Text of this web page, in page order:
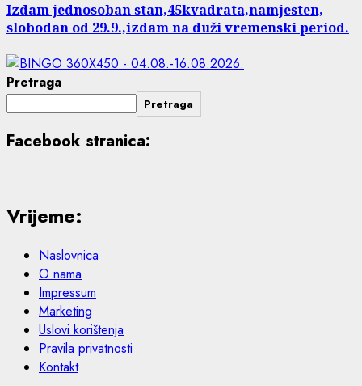
Izdam jednosoban stan,45kvadrata,namjesten,
slobodan od 29.9.,izdam na duži vremenski period.
Pretraga
Pretraga
Facebook stranica:
Vrijeme:
Naslovnica
O nama
Impressum
Marketing
Uslovi korištenja
Pravila privatnosti
Kontakt